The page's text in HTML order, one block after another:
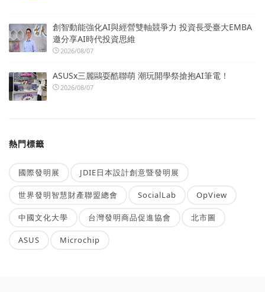
創智動能強化AI與經營雙軸競爭力 投資長受臺大EMBA
邀分享AI時代投資思維
2026/08/07
ASUSx三麗鷗耍酷聯萌 潮玩開學祭搶抱AI筆電！
2026/08/07
熱門標籤
國際發明展 JDIE日本設計創意暨發明展
世界發明智慧財產聯盟總會 SocialLab OpView
中國文化大學 台灣發明商品促進協會 北市圖
ASUS Microchip